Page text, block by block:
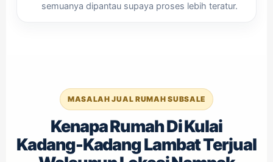
semuanya dipantau supaya proses lebih teratur.
MASALAH JUAL RUMAH SUBSALE
Kenapa Rumah Di Kulai
Kadang-Kadang Lambat Terjual